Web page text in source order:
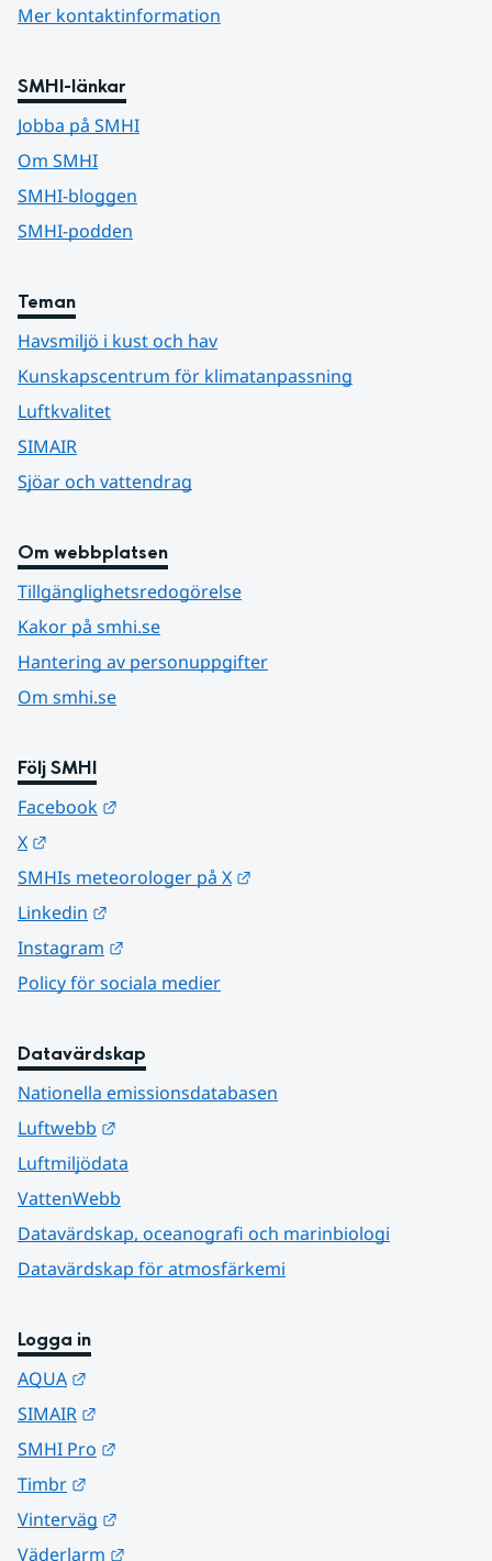
Mer kontaktinformation
SMHI-länkar
Jobba på SMHI
Om SMHI
SMHI-bloggen
SMHI-podden
Teman
Havsmiljö i kust och hav
Kunskapscentrum för klimatanpassning
Luftkvalitet
SIMAIR
Sjöar och vattendrag
Om webbplatsen
Tillgänglighetsredogörelse
Kakor på smhi.se
Hantering av personuppgifter
Om smhi.se
Följ SMHI
Facebook
X
SMHIs meteorologer på X
Linkedin
Instagram
Policy för sociala medier
Datavärdskap
Nationella emissionsdatabasen
Luftwebb
Luftmiljödata
VattenWebb
Datavärdskap, oceanografi och marinbiologi
Datavärdskap för atmosfärkemi
Logga in
AQUA
SIMAIR
SMHI Pro
Timbr
Vinterväg
Väderlarm